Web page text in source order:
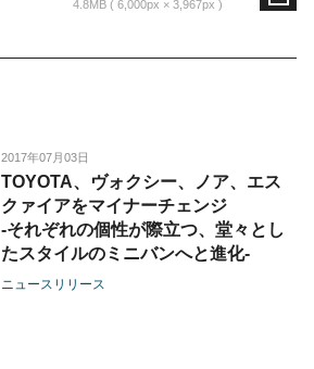
4.8MB 6,000px × 3,967px
2017年07月03日
TOYOTA、ヴォクシー、ノア、エス
クァイアをマイナーチェンジ
-それぞれの個性が際立つ、堂々とし
たスタイルのミニバンへと進化-
ニュースリリース